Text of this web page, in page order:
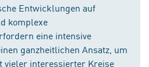
Entwicklungen auf
komplexe
eine intensive
ganzheitlichen Ansatz, um
vieler interessierter Kreise